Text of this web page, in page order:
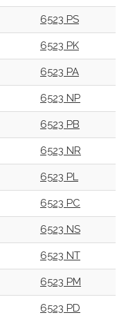
6523 PS
6523 PK
6523 PA
6523 NP
6523 PB
6523 NR
6523 PL
6523 PC
6523 NS
6523 NT
6523 PM
6523 PD